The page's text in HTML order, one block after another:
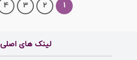
1
2
3
4
لینک های اصلی